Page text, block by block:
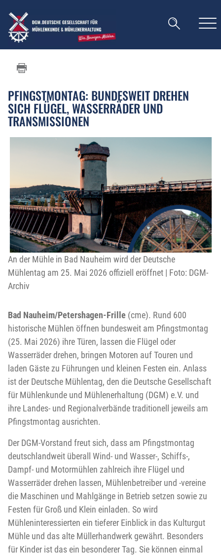
PFINGSTMONTAG: BUNDESWEIT DREHEN
SICH FLÜGEL, WASSERRÄDER UND
TRANSMISSIONEN
An der Mühle in Bad Nauheim wird der Deutsche
Mühlentag am 25. Mai 2026 offiziell eröffnet | Foto: DGM-
Archiv
Bad Nauheim/Petershagen-Frille (cme). Rund 600
historische Mühlen öffnen bundesweit am Pfingstmontag
(25. Mai 2026) ihre Türen, lassen die Flügel oder
Wasserräder drehen, bringen Motoren auf Touren und
laden Gäste zu Führungen und kleinen Festen ein. Anlass
ist der Deutsche Mühlentag, den die Deutsche Gesellschaft
für Mühlenkunde und Mühlenerhaltung (DGM) e.V. und
ihre Landes- und Regionalverbände traditionell jeweils am
Pfingstmontag ausrichten.
Der DGM-Vorstand freut sich, dass am Pfingstmontag
deutschlandweit überall Wind- und Wasser-, Schiffs-,
Dampf- und Motormühlen zahlreich ihre Flügel und
Wasserräder drehen lassen, Mühlenbetreiber und -vereine
die Maschinen und Mahlgänge in Betrieb setzen sowie zu
Festen für Groß und Klein einladen. So wird
Mühleninteressierten ein tieferer Einblick in das Kulturgut
Mühle und das alte Müllerhandwerk gewährt. Besonders
für Kinder ist das ein besonderer Tag. Sie können einmal